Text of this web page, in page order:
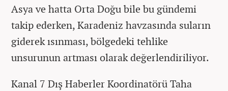
Asya ve hatta Orta Doğu bile bu gündemi
takip ederken, Karadeniz havzasında suların
giderek ısınması, bölgedeki tehlike
unsurunun artması olarak değerlendiriliyor.
Kanal 7 Dış Haberler Koordinatörü Taha